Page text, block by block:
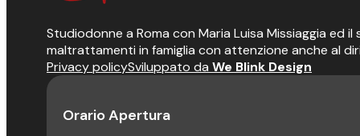
Studiodonne a Roma con Maria Luisa Missiaggia ed
maltrattamenti in famiglia con attenzione anche al
Privacy policySviluppato da We Blink Design
Orario Apertura